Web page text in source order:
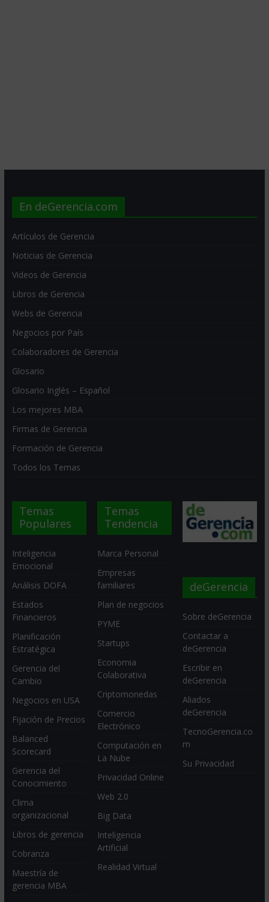
En deGerencia.com
Artículos de Gerencia
Noticias de Gerencia
Videos de Gerencia
Libros de Gerencia
Webs de Gerencia
Negocios por País
Colaboradores de Gerencia
Glosario
Glosario Inglés – Español
Los mejores MBA
Firmas de Gerencia
Formación de Gerencia
Todos los Temas
Temas
Populares
Inteligencia
Emocional
Análisis DOFA
Estados
Financieros
Planificación
Estratégica
Gerencia del
Cambio
Negocios en USA
Fijación de Precios
Balanced
Scorecard
Gerencia del
Conocimiento
Clima
organizacional
Libros de gerencia
Cobranza
Maestría de
gerencia MBA
Temas
Tendencia
Marca Personal
Empresas
familiares
Plan de negocios
PYME
Startups
Economia
Colaborativa
Criptomonedas
Comercio
Electrónico
Computación en
La Nube
Privacidad Online
Web 2.0
Big Data
Inteligencia
Artificial
Realidad Virtual
deGerencia
Sobre deGerencia
Contactar a
deGerencia
Escribir en
deGerencia
Aliados
deGerencia
TecnoGerencia.co
m
Su Privacidad